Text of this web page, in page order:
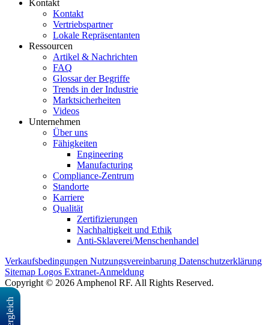
Vergleich
Kontakt
Kontakt
Vertriebspartner
Lokale Repräsentanten
Ressourcen
Artikel & Nachrichten
FAQ
Glossar der Begriffe
Trends in der Industrie
Marktsicherheiten
Videos
Unternehmen
Über uns
Fähigkeiten
Engineering
Manufacturing
Compliance-Zentrum
Standorte
Karriere
Qualität
Zertifizierungen
Nachhaltigkeit und Ethik
Anti-Sklaverei/Menschenhandel
Verkaufsbedingungen Nutzungsvereinbarung Datenschutzerklärung
Sitemap Logos Extranet-Anmeldung
Copyright © 2026 Amphenol RF. All Rights Reserved.